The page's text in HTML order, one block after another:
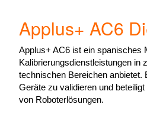
Applus+ AC6
Applus+ AC6 ist ein spanisches
Kalibrierungsdienstleistungen in
technischen Bereichen anbietet.
Geräte zu validieren und
von Roboterlösungen.